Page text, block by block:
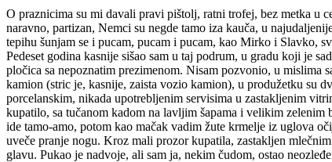
O praznicima su mi davali pravi pištolj, ratni trofej, bez metka u
naravno, partizan, Nemci su negde tamo iza kauča, u
tepihu šunjam se i pucam, pucam i pucam, kao Mirko i Slavko,
Pedeset godina kasnije sišao sam u taj podrum, u gradu koji je
pločica sa nepoznatim prezimenom. Nisam pozvonio, u mislima
kamion (stric je, kasnije, zaista vozio kamion), u produžetku su
porcelanskim, nikada upotrebljenim servisima u zastakljenim
kupatilo, sa tučanom kadom na lavljim šapama i velikim
ide tamo-amo, potom kao mačak vadim žute krmelje iz uglova
uveče pranje nogu. Kroz mali prozor kupatila, zastakljen
glavu. Pukao je nadvoje, ali sam ja, nekim čudom, ostao